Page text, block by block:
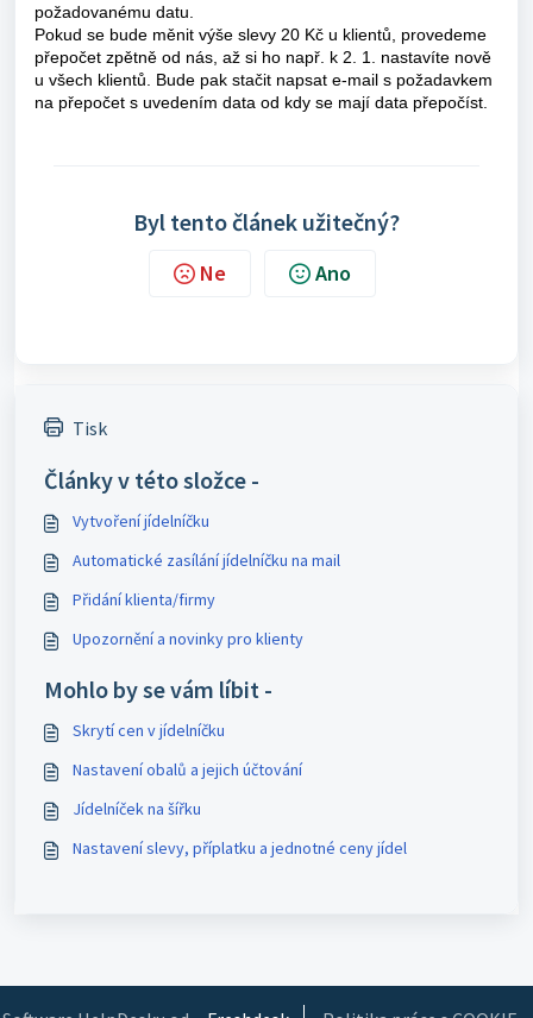
požadovanému datu.
Pokud se bude měnit výše slevy 20 Kč u klientů, provedeme
přepočet zpětně od nás, až si ho např. k 2. 1. nastavíte nově
u všech klientů. Bude pak stačit napsat e-mail s požadavkem
na přepočet s uvedením data od kdy se mají data přepočíst.
Byl tento článek užitečný?
Ne Ano
Tisk
Články v této složce -
Vytvoření jídelníčku
Automatické zasílání jídelníčku na mail
Přidání klienta/firmy
Upozornění a novinky pro klienty
Mohlo by se vám líbit -
Skrytí cen v jídelníčku
Nastavení obalů a jejich účtování
Jídelníček na šířku
Nastavení slevy, příplatku a jednotné ceny jídel